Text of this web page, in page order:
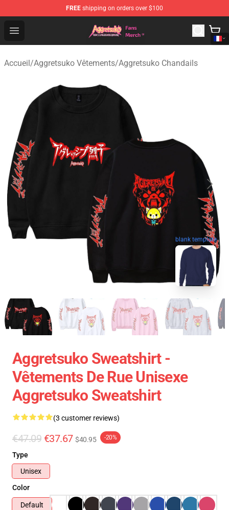
FREE shipping on orders over $100
Open menu
Aggretsuko Store - Official Aggretsuko Merchandise
Accueil/Aggretsuko Vêtements/Aggretsuko Chandails
blank template
Aggretsuko Sweatshirt -
Vêtements De Rue Unisexe
Aggretsuko Sweatshirt
(3 customer reviews)
€47.09 €37.67 $40.95 -20%
Type
Unisex
Color
Default